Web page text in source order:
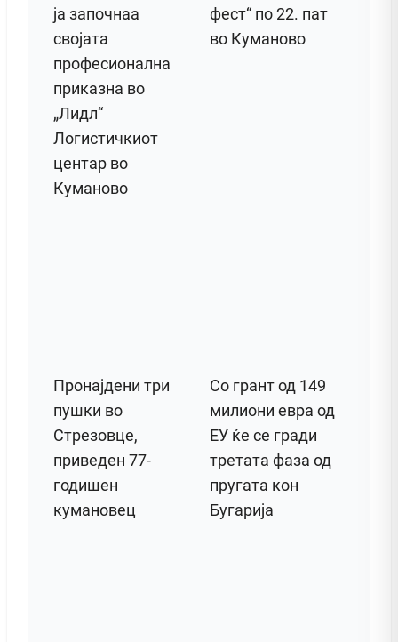
ја започнаа
својата
професионална
приказна во
„Лидл“
Логистичкиот
центар во
Куманово
фест“ по 22. пат
во Куманово
Пронајдени три
пушки во
Стрезовце,
приведен 77-
годишен
кумановец
Со грант од 149
милиони евра од
ЕУ ќе се гради
третата фаза од
пругата кон
Бугарија